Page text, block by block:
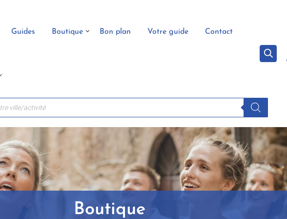
Guides Boutique Bon plan Votre guide Contact
Boutique